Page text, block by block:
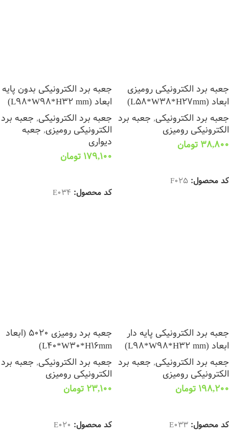
جعبه برد الکترونیکی رومیزی
ابعاد (L58*W38*H27mm)
جعبه برد الکترونیکی, جعبه برد
الکترونیکی رومیزی
38,800 تومان
کد محصول: F025
جعبه برد الکترونیکی بدون پایه
ابعاد (L98*W98*H32 mm)
جعبه برد الکترونیکی, جعبه برد
الکترونیکی رومیزی, جعبه
دیواری
179,100 تومان
کد محصول: E034
جعبه برد الکترونیکی پایه دار
ابعاد (L98*W98*H32 mm)
جعبه برد الکترونیکی, جعبه برد
الکترونیکی رومیزی
198,200 تومان
کد محصول: E033
جعبه برد رومیزی 5020 (ابعاد
L40*W30*H16mm)
جعبه برد الکترونیکی, جعبه برد
الکترونیکی رومیزی
23,100 تومان
کد محصول: E020